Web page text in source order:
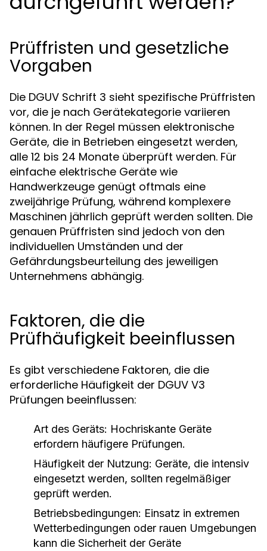
Prüffristen und gesetzliche
Vorgaben
Die DGUV Schrift 3 sieht spezifische Prüffristen
vor, die je nach Gerätekategorie variieren
können. In der Regel müssen elektronische
Geräte, die in Betrieben eingesetzt werden,
alle 12 bis 24 Monate überprüft werden. Für
einfache elektrische Geräte wie
Handwerkzeuge genügt oftmals eine
zweijährige Prüfung, während komplexere
Maschinen jährlich geprüft werden sollten. Die
genauen Prüffristen sind jedoch von den
individuellen Umständen und der
Gefährdungsbeurteilung des jeweiligen
Unternehmens abhängig.
Faktoren, die die
Prüfhäufigkeit beeinflussen
Es gibt verschiedene Faktoren, die die
erforderliche Häufigkeit der DGUV V3
Prüfungen beeinflussen:
Art des Geräts: Hochriskante Geräte
erfordern häufigere Prüfungen.
Häufigkeit der Nutzung: Geräte, die intensiv
eingesetzt werden, sollten regelmäßiger
geprüft werden.
Betriebsbedingungen: Einsatz in extremen
Wetterbedingungen oder rauen Umgebungen
kann die Sicherheit der Geräte